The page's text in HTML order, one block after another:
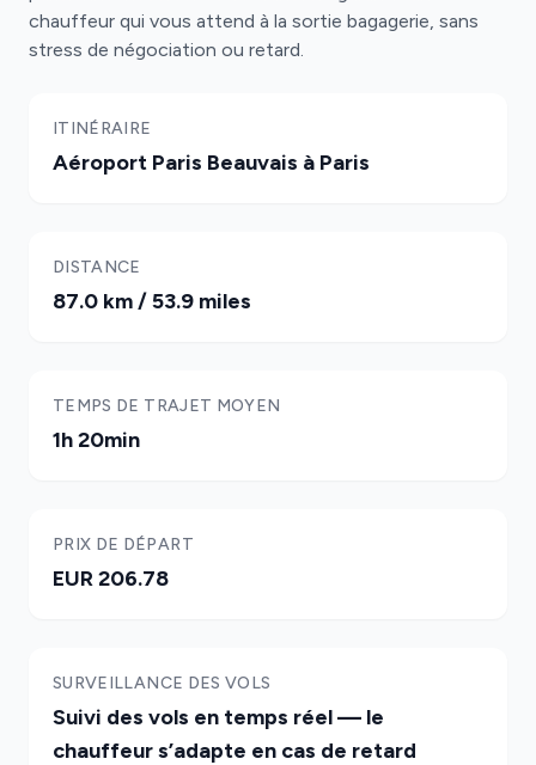
chauffeur qui vous attend à la sortie bagagerie, sans
stress de négociation ou retard.
ITINÉRAIRE
Aéroport Paris Beauvais à Paris
DISTANCE
87.0 km / 53.9 miles
TEMPS DE TRAJET MOYEN
1h 20min
PRIX DE DÉPART
EUR 206.78
SURVEILLANCE DES VOLS
Suivi des vols en temps réel — le
chauffeur s’adapte en cas de retard